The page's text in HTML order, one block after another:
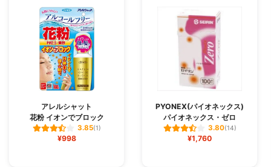
アレルシャット
花粉 イオンでブロック
3.85(1)
¥998
PYONEX(パイオネックス)
パイオネックス・ゼロ
3.80(14)
¥1,760